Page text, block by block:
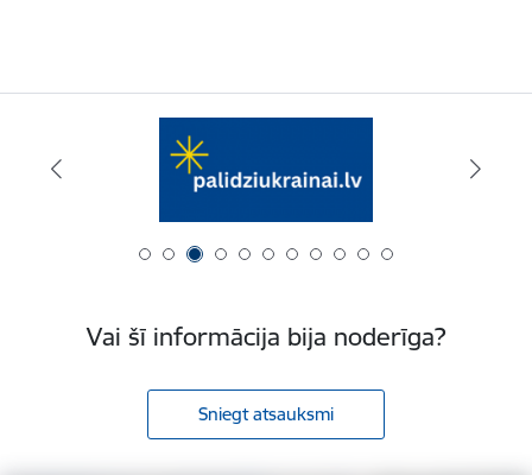
Vai šī informācija bija noderīga?
Sniegt atsauksmi